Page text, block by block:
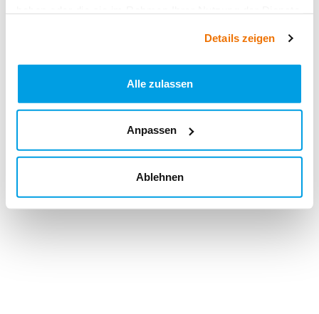
Details zeigen
Alle zulassen
Anpassen
Ablehnen